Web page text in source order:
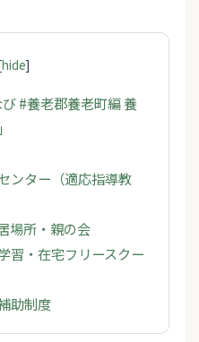
hide]
#養老郡養老町編 養
ンター（適応指導教
場所・親の会
習・在宅フリースクー
助制度